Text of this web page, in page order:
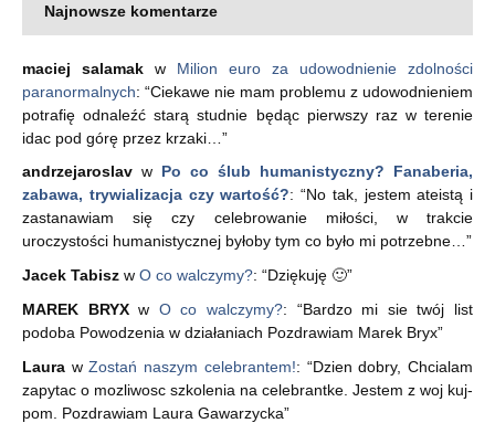
Najnowsze komentarze
maciej salamak w Milion euro za udowodnienie zdolności
paranormalnych: “Ciekawe nie mam problemu z udowodnieniem
potrafię odnaleźć starą studnie będąc pierwszy raz w terenie
idac pod górę przez krzaki… ”
andrzejaroslav w Po co ślub humanistyczny? Fanaberia,
zabawa, trywializacja czy wartość?: “No tak, jestem ateistą i
zastanawiam się czy celebrowanie miłości, w trakcie
uroczystości humanistycznej byłoby tym co było mi potrzebne…”
Jacek Tabisz w O co walczymy?: “Dziękuję 🙂”
MAREK BRYXw O co walczymy?: “Bardzo mi sie twój list
podoba Powodzenia w działaniach Pozdrawiam Marek Bryx”
Laura wZostań naszym celebrantem!: “Dzien dobry, Chcialam
zapytac o mozliwosc szkolenia na celebrantke. Jestem z woj kuj-
pom. Pozdrawiam Laura Gawarzycka”